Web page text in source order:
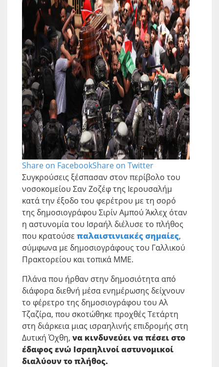
Share on FacebookShare on Twitter
Συγκρούσεις ξέσπασαν στον περίβολο του
νοσοκομείου Σαν Ζοζέφ της Ιερουσαλήμ
κατά την έξοδο του φερέτρου με τη σορό
της δημοσιογράφου Σιρίν Αμπού Άκλεχ όταν
η αστυνομία του Ισραήλ διέλυσε το πλήθος
που κρατούσε παλαιστινιακές σημαίες,
σύμφωνα με δημοσιογράφους του Γαλλικού
Πρακτορείου και τοπικά ΜΜΕ.
Πλάνα που ήρθαν στην δημοσιότητα από
διάφορα διεθνή μέσα ενημέρωσης δείχνουν
το φέρετρο της δημοσιογράφου του Αλ
Τζαζίρα, που σκοτώθηκε προχθές Τετάρτη
στη διάρκεια μιας ισραηλινής επιδρομής στη
Δυτική Όχθη, να κινδυνεύει να πέσει στο
έδαφος ενώ Ισραηλινοί αστυνομικοί
διαλύουν το πλήθος.